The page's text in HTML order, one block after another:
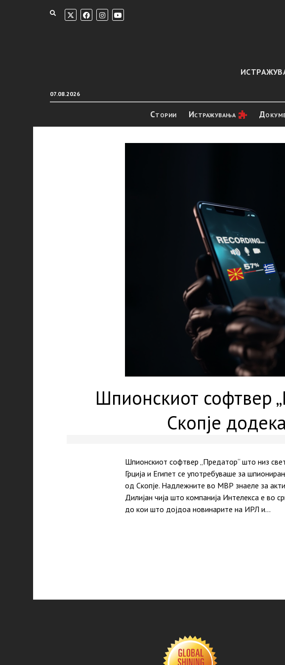
07.08.2026
Стории Истражувањa
Шпионскиот софтвер
Скопје
Шпионскиот софтвер „Предатор“ што низ
Грција и Египет се употребуваше за
од Скопје. Надлежните во МВР знаеле за
Дилијан чија што компанија Интелекса е во
до кои што дојдоа новинарите на ИРЛ и…